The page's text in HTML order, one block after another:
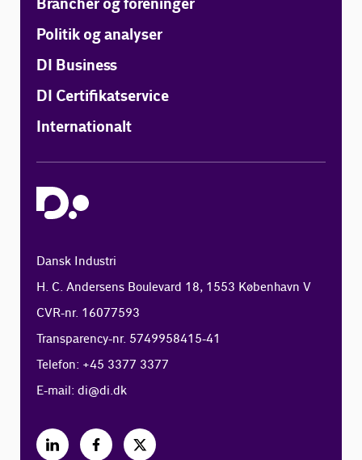
Brancher og foreninger
Politik og analyser
DI Business
DI Certifikatservice
Internationalt
Dansk Industri
H. C. Andersens Boulevard 18, 1553 København V
CVR-nr. 16077593
Transparency-nr. 5749958415-41
Telefon: +45 3377 3377
E-mail:di@di.dk